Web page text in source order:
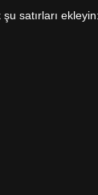
satırları ekleyin: